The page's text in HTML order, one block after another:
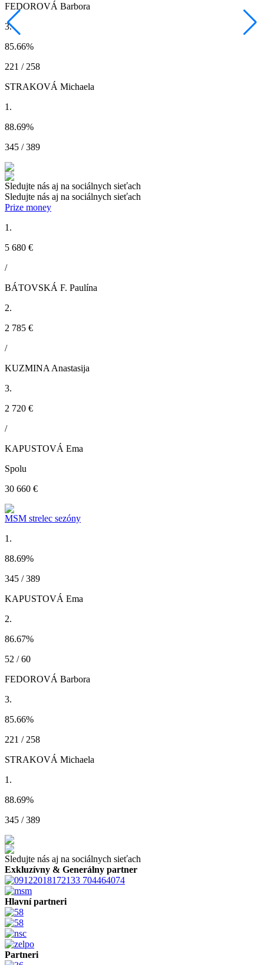
FEDOROVÁ Barbora
3.
85.66%
221 / 258
STRAKOVÁ Michaela
1.
88.69%
345 / 389
Sledujte nás aj na sociálnych sieťach
Sledujte nás aj na sociálnych sieťach
Prize money
1.
5 680 €
/
BÁTOVSKÁ F. Paulína
2.
2 785 €
/
KUZMINA Anastasija
3.
2 720 €
/
KAPUSTOVÁ Ema
Spolu
30 660 €
MSM strelec sezóny
1.
88.69%
345 / 389
KAPUSTOVÁ Ema
2.
86.67%
52 / 60
FEDOROVÁ Barbora
3.
85.66%
221 / 258
STRAKOVÁ Michaela
1.
88.69%
345 / 389
Sledujte nás aj na sociálnych sieťach
Exkluzívny & Generálny partner
Hlavní partneri
Partneri